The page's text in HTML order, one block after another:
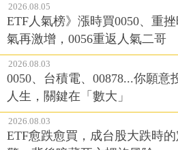
2026.08.05
ETF人氣榜》漲時買0050、重
氣再激增，0056重返人氣二哥
2026.08.03
0050、台積電、00878...你願
人生，關鍵在「數大」
2026.08.03
ETF愈跌愈買，成台股大跌時